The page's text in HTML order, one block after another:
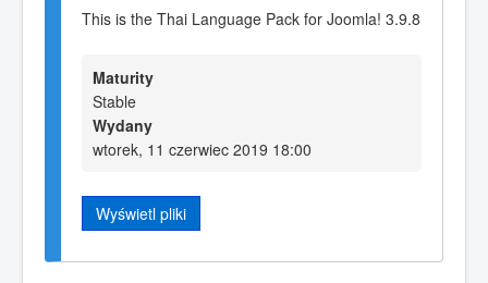
This is the Thai Language Pack for Joomla! 3.9.8
Maturity
Stable
Wydany
wtorek, 11 czerwiec 2019 18:00
Wyświetl pliki